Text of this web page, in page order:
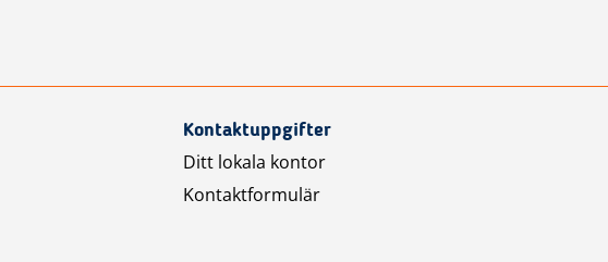
Kontaktuppgifter
Ditt lokala kontor
Kontaktformulär